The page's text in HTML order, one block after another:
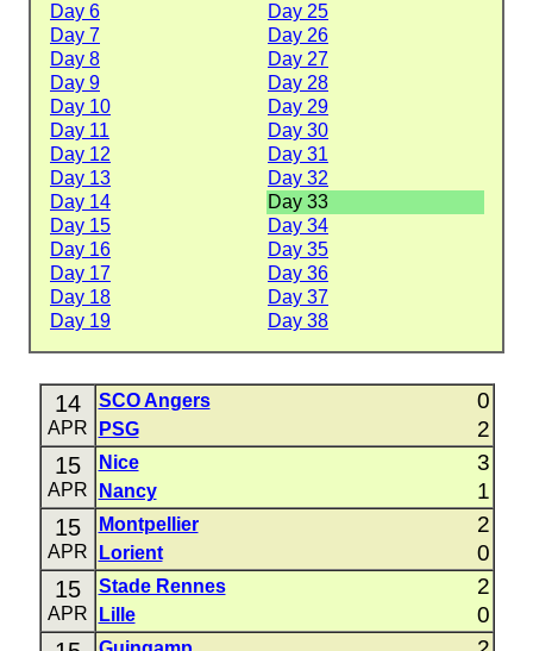
Day 6
Day 25
Day 7
Day 26
Day 8
Day 27
Day 9
Day 28
Day 10
Day 29
Day 11
Day 30
Day 12
Day 31
Day 13
Day 32
Day 14
Day 33
Day 15
Day 34
Day 16
Day 35
Day 17
Day 36
Day 18
Day 37
Day 19
Day 38
14
APR
SCO Angers 0
PSG 2
15
APR
Nice 3
Nancy 1
15
APR
Montpellier 2
Lorient 0
15
APR
Stade Rennes 2
Lille 0